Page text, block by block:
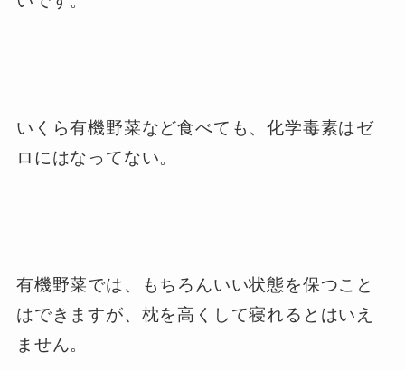
いくら有機野菜など食べても、化学毒素はゼ
ロにはなってない。
有機野菜では、もちろんいい状態を保つこと
はできますが、枕を高くして寝れるとはいえ
ません。